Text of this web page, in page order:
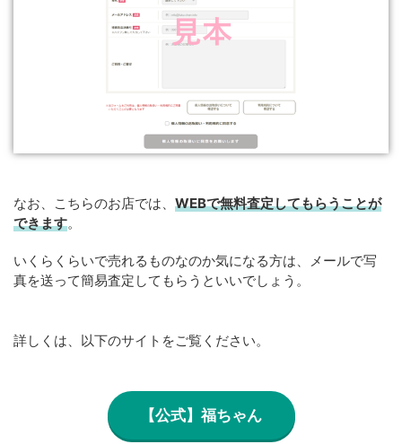
なお、こちらのお店では、 WEBで無料査定してもらうことが
できます。
いくらくらいで売れるものなのか気になる方は、メールで写
真を送って簡易査定してもらうといいでしょう。
詳しくは、以下のサイトをご覧ください。
【公式】福ちゃん